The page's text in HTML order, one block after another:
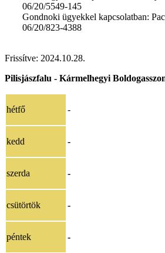
06/20/5549-145
Gondnoki ügyekkel kapcsolatban:
06/20/823-4388
Frissítve: 2024.10.28.
Pilisjászfalu - Kármelhegyi
hétfő -
kedd -
szerda -
csütörtök -
péntek -